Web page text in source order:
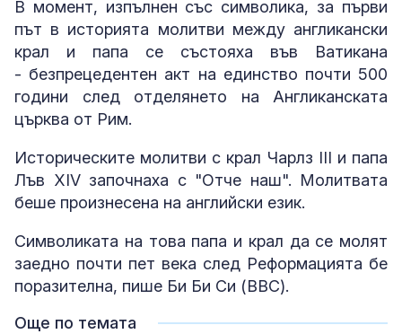
В момент, изпълнен със символика, за първи
път в историята молитви между англикански
крал и папа се състояха във Ватикана
- безпрецедентен акт на единство почти 500
години след отделянето на Англиканската
църква от Рим.
Историческите молитви с крал Чарлз III и папа
Лъв XIV започнаха с "Отче наш". Молитвата
беше произнесена на английски език.
Символиката на това папа и крал да се молят
заедно почти пет века след Реформацията бе
поразителна, пише Би Би Си (BBC).
Още по темата